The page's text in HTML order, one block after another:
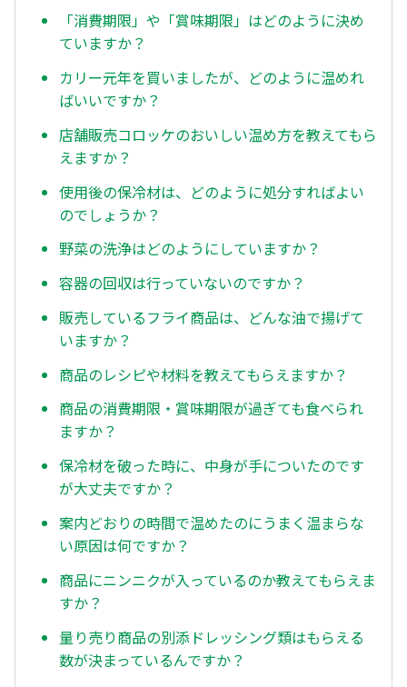
「消費期限」や「賞味期限」はどのように決め
ていますか？
カリー元年を買いましたが、どのように温めれ
ばいいですか？
店舗販売コロッケのおいしい温め方を教えてもら
えますか？
使用後の保冷材は、どのように処分すればよい
のでしょうか？
野菜の洗浄はどのようにしていますか？
容器の回収は行っていないのですか？
販売しているフライ商品は、どんな油で揚げて
いますか？
商品のレシピや材料を教えてもらえますか？
商品の消費期限・賞味期限が過ぎても食べられ
ますか？
保冷材を破った時に、中身が手についたのです
が大丈夫ですか？
案内どおりの時間で温めたのにうまく温まらな
い原因は何ですか？
商品にニンニクが入っているのか教えてもらえま
すか？
量り売り商品の別添ドレッシング類はもらえる
数が決まっているんですか？